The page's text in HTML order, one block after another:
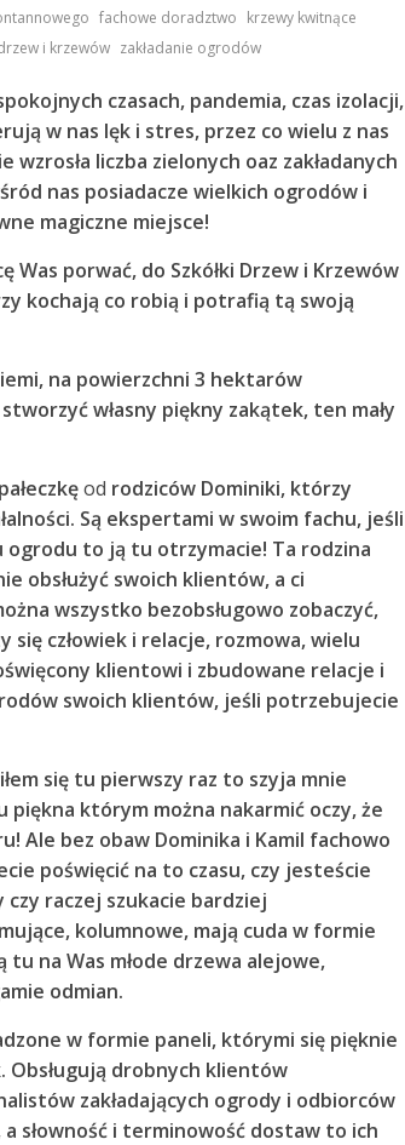
fachowe doradztwo krzewy kwitnące
i krzewów zakładanie ogrodów
czasach, pandemia, czas izolacji,
w nas lęk i stres, przez co wielu z nas
liczba zielonych oaz zakładanych
nas posiadacze wielkich ogrodów i
magiczne miejsce!
Was porwać, do Szkółki Drzew i Krzewów
kochają co robią i potrafią tą swoją
na powierzchni 3 hektarów
własny piękny zakątek, ten mały
od rodziców Dominiki, którzy
Są ekspertami w swoim fachu, jeśli
ogrodu to ją tu otrzymacie! Ta rodzina
obsłużyć swoich klientów, a ci
wszystko bezobsługowo zobaczyć,
człowiek i relacje, rozmowa, wielu
klientowi i zbudowane relacje i
swoich klientów, jeśli potrzebujecie
się tu pierwszy raz to szyja mnie
piękna którym można nakarmić oczy, że
Ale bez obaw Dominika i Kamil fachowo
poświęcić na to czasu, czy jesteście
raczej szukacie bardziej
kolumnowe, mają cuda w formie
na Was młode drzewa alejowe,
odmian.
w formie paneli, którymi się pięknie
Obsługują drobnych klientów
zakładających ogrody i odbiorców
słowność i terminowość dostaw to ich